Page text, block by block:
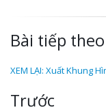
Bài tiếp theo
XEM LẠI: Xuất Khung
Trước